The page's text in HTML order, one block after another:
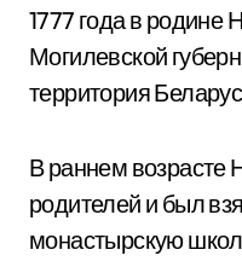
1777 года в родине
Могилевской
территория
В раннем возрасте
родителей и был
монастырскую